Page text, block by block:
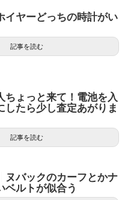
イヤーどっちの時計がい
記事を読む
ちょっと来て！電池を入
したら少し査定あがりま
記事を読む
ヌバックのカーフとかナ
ベルトが似合う